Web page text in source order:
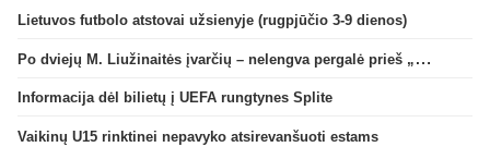
Lietuvos futbolo atstovai užsienyje (rugpjūčio 3-9 dienos)
Po dviejų M. Liužinaitės įvarčių – nelengva pergalė prieš „Bangą“
Informacija dėl bilietų į UEFA rungtynes Splite
Vaikinų U15 rinktinei nepavyko atsirevanšuoti estams